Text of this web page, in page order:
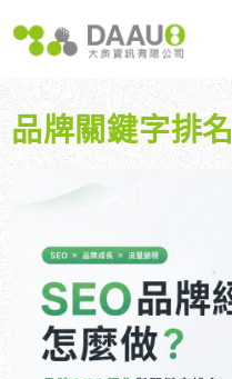
至
內
容品牌關鍵字排名